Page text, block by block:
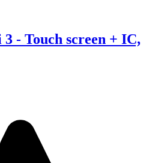
- Touch screen + IC,